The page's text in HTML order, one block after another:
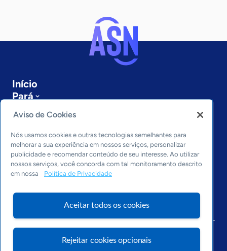
Início
Pará
Sobre a ASN
Últimas notícias
Entre em contato
Editorias
Economia & Política
Inovação & Tecnologia
Cultura empreendedora
Arquivo
Aviso de Cookies
Nós usamos cookies e outras tecnologias semelhantes para
melhorar a sua experiência em nossos serviços, personalizar
publicidade e recomendar conteúdo de seu interesse. Ao utilizar
nossos serviços, você concorda com tal monitoramento descrito
em nossa
Política de Privacidade
Aceitar todos os cookies
Rejeitar cookies opcionais